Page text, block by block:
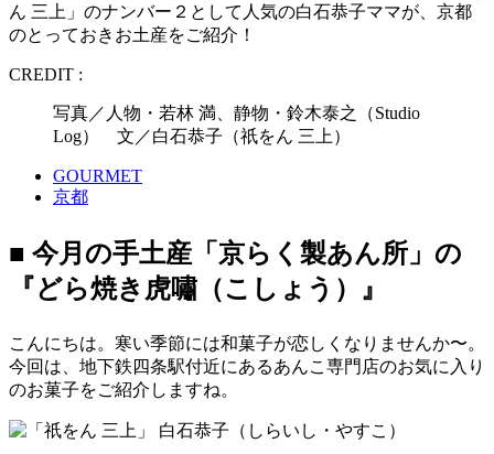
ん 三上」のナンバー２として人気の白石恭子ママが、京都
のとっておきお土産をご紹介！
CREDIT :
写真／人物・若林 満、静物・鈴木泰之（Studio
Log） 文／白石恭子（祇をん 三上）
GOURMET
京都
■ 今月の手土産「京らく製あん所」の
『どら焼き虎嘯（こしょう）』
こんにちは。寒い季節には和菓子が恋しくなりませんか〜。
今回は、地下鉄四条駅付近にあるあんこ専門店のお気に入り
のお菓子をご紹介しますね。